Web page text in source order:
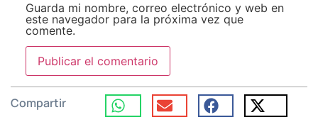
Guarda mi nombre, correo electrónico y web en
este navegador para la próxima vez que
comente.
Compartir